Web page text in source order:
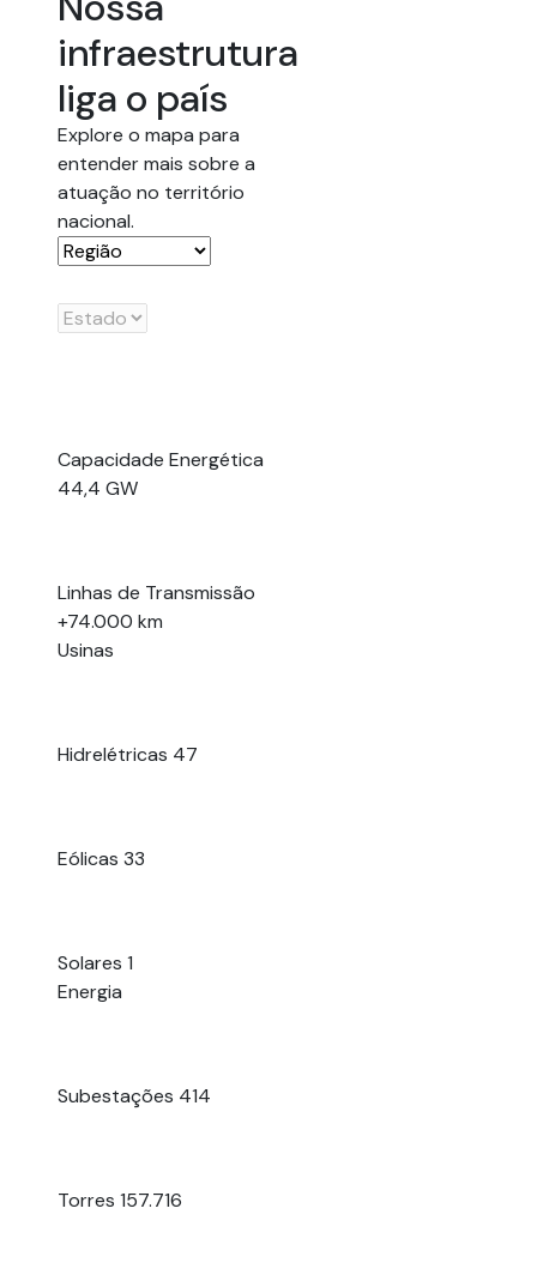
infraestrutura
liga o país
Explore o mapa para
entender mais sobre a
atuação no território
nacional.
Capacidade Energética
44,4 GW
Linhas de Transmissão
+74.000 km
Usinas
Hidrelétricas 47
Eólicas 33
Solares 1
Energia
Subestações 414
Torres 157.716